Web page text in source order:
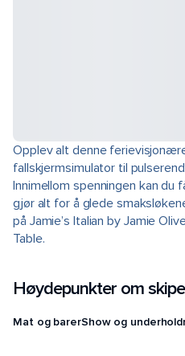
Opplev alt denne
fallskjermsimulator til
Innimellom spenningen kan du
gjør alt for å glede
på Jamie’s Italian by Jamie
Table.
Høydepunkter om
Mat og barerShow og